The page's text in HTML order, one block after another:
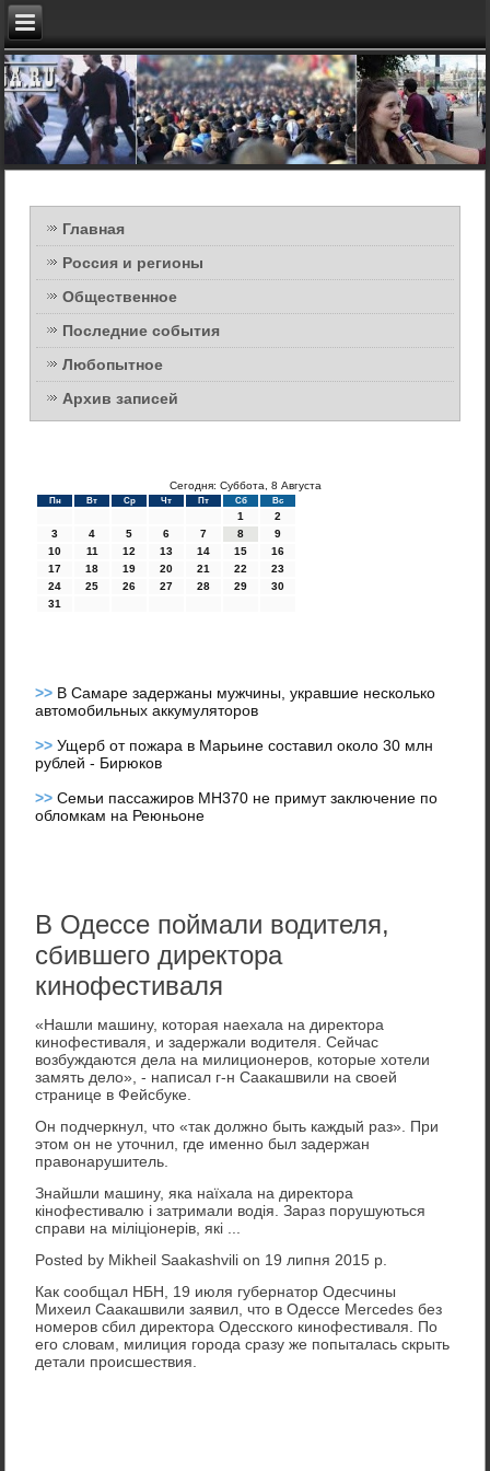
Главная
Россия и регионы
Общественное
Последние события
Любопытное
Архив записей
Сегодня: Суббота, 8 Августа
Пн Вт Ср Чт Пт Сб Вс
1
2
3
4 5 6 7 8
9
10
11 12 13 14 15
16
17
18 19 20 21 22
23
24
25 26 27 28 29
30
31
>> В Самаре задержаны мужчины, укравшие несколько
автомобильных аккумуляторов
>>Ущерб от пожара в Марьине составил около 30 млн
рублей - Бирюков
>>Семьи пассажиров MH370 не примут заключение по
обломкам на Реюньоне
В Одессе поймали водителя,
сбившего директора
кинофестиваля
«Нашли машину, которая наехала на директора
кинофестиваля, и задержали водителя. Сейчас
возбуждаются дела на милиционеров, которые хотели
замять дело», - написал г-н Саакашвили на своей
странице в Фейсбуке.
Он подчеркнул, что «так должно быть каждый раз». При
этом он не уточнил, где именно был задержан
правонарушитель.
Знайшли машину, яка наїхала на директора
кінофестивалю і затримали водія. Зараз порушуються
справи на міліціонерів, які ...
Posted by Mikheil Saakashvili on 19 липня 2015 р.
Как сообщал НБН, 19 июля губернатор Одесчины
Михеил Саакашвили заявил, что в Одессе Mercedes без
номеров сбил директора Одесского кинофестиваля. По
его словам, милиция города сразу же попыталась скрыть
детали происшествия.